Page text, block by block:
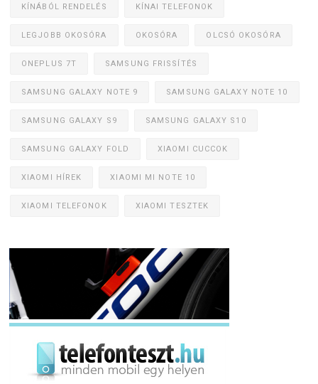
KÍNÁBÓL RENDELÉS KÍNAI TELEFONOK
LEGJOBB OKOSÓRA OKOSÓRA OLCSÓ OKOSÓRA
ONEPLUS 7T SAMSUNG FRISSÍTÉS
SAMSUNG GALAXY NOTE 9 SAMSUNG GALAXY NOTE 10
SAMSUNG GALAXY S9 SAMSUNG GALAXY S10
SAMSUNG GALAXY FOLD XIAOMI CUCCOK
XIAOMI HÍREK XIAOMI MI NOTE 10
XIAOMI TELEFONOK XIAOMI TESZTEK